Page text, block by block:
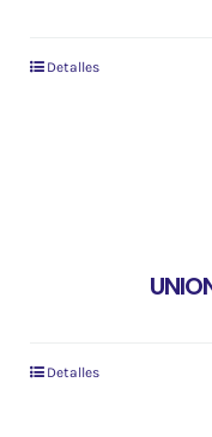
Detalles
Detalles